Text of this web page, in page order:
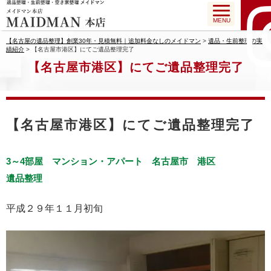
MENU
【名古屋の遺品整理】創業30年・見積無料｜追加料金なしのメイドマン > 遺品・生前整理の実
績紹介 > 【名古屋市港区】にてご遺品整理完了
【名古屋市港区】にてご遺品整理完了
【名古屋市港区】にてご遺品整理完了
3～4部屋 マンション・アパート 名古屋市
港区
遺品整理
平成２９年１１月初旬